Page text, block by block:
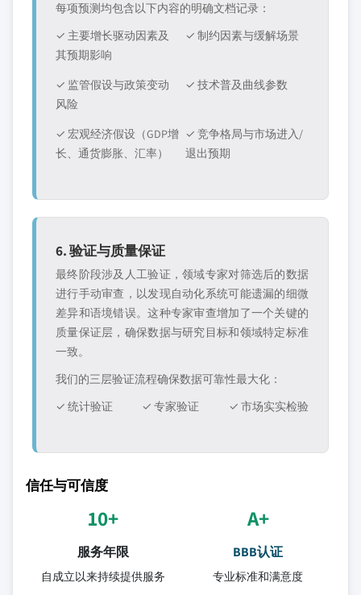
每项预测均包含以下内容的明确文档记录：
✓ 主要增长驱动因素及
其预期影响
✓ 制约因素与缓解场景
✓ 监管假设与政策变动
风险
✓ 技术普及曲线参数
✓ 宏观经济假设（GDP增
长、通货膨胀、汇率）
✓ 竞争格局与市场进入/
退出预期
6. 验证与质量保证
最终阶段涉及人工验证，领域专家对筛选后的数据
进行手动审查，以发现自动化系统可能遗漏的细微
差异和语境错误。这种专家审查增加了一个关键的
质量保证层，确保数据与研究目标和领域特定标准
一致。
我们的三层验证流程确保数据可靠性最大化：
✓ 统计验证
✓ 专家验证 ✓ 市场实实检验
信任与可信度
10+
服务年限
自成立以来持续提供服务
A+
BBB认证
专业标准和满意度